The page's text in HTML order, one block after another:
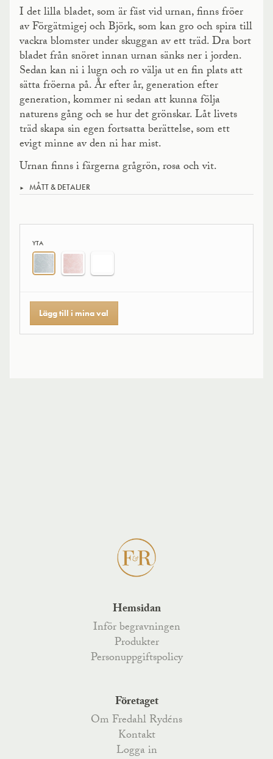
I det lilla bladet, som är fäst vid urnan, finns fröer
av Förgätmigej och Björk, som kan gro och spira till
vackra blomster under skuggan av ett träd. Dra bort
bladet från snöret innan urnan sänks ner i jorden.
Sedan kan ni i lugn och ro välja ut en fin plats att
sätta fröerna på. År efter år, generation efter
generation, kommer ni sedan att kunna följa
naturens gång och se hur det grönskar. Låt livets
träd skapa sin egen fortsatta berättelse, som ett
evigt minne av den ni har mist.
Urnan finns i färgerna grågrön, rosa och vit.
MÅTT & DETALJER
YTA
Lägg till i mina val
Hemsidan
Inför begravningen
Produkter
Personuppgiftspolicy
Företaget
Om Fredahl Rydéns
Kontakt
Logga in